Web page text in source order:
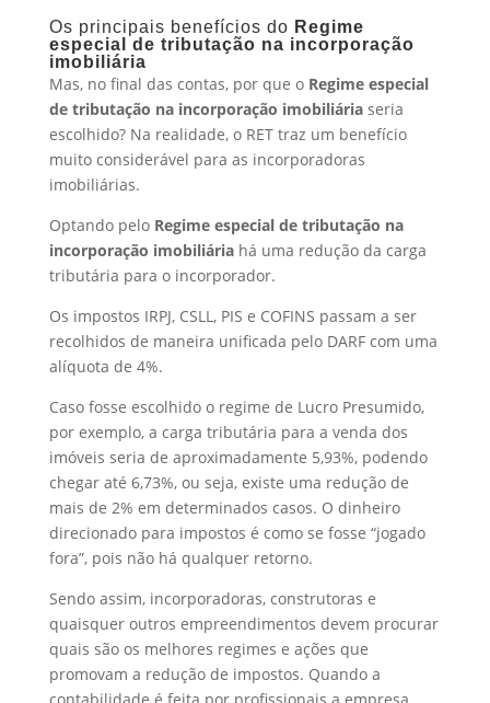
Os principais benefícios do Regime
especial de tributação na incorporação
imobiliária
Mas, no final das contas, por que o Regime especial
de tributação na incorporação imobiliáriaseria
escolhido? Na realidade, o RET traz um benefício
muito considerável para as incorporadoras
imobiliárias.
Optando pelo Regime especial de tributação na
incorporação imobiliáriahá uma redução da carga
tributária para o incorporador.
Os impostos IRPJ, CSLL, PIS e COFINS passam a ser
recolhidos de maneira unificada pelo DARF com uma
alíquota de 4%.
Caso fosse escolhido o regime de Lucro Presumido,
por exemplo, a carga tributária para a venda dos
imóveis seria de aproximadamente 5,93%, podendo
chegar até 6,73%, ou seja, existe uma redução de
mais de 2% em determinados casos. O dinheiro
direcionado para impostos é como se fosse “jogado
fora”, pois não há qualquer retorno.
Sendo assim, incorporadoras, construtoras e
quaisquer outros empreendimentos devem procurar
quais são os melhores regimes e ações que
promovam a redução de impostos. Quando a
contabilidade é feita por profissionais a empresa